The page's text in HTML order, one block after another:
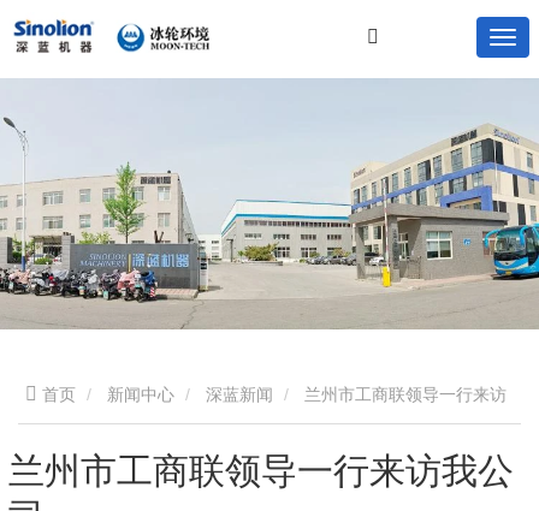
首页 新闻中心 深蓝新闻
我公司
兰州市工商联领导一行来访我公